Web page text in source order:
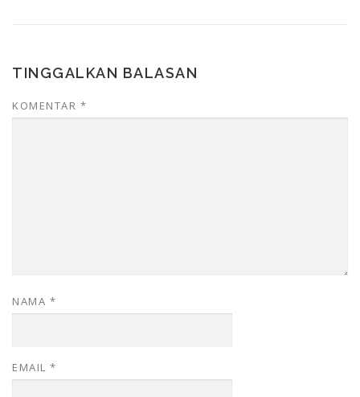
TINGGALKAN BALASAN
KOMENTAR *
NAMA *
EMAIL *